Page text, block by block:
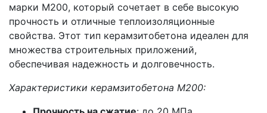
марки М200, который сочетает в себе высокую
прочность и отличные теплоизоляционные
свойства. Этот тип керамзитобетона идеален для
множества строительных приложений,
обеспечивая надежность и долговечность.
Характеристики керамзитобетона М200: